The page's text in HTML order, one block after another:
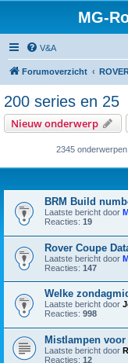
MG-
V&A
Forumoverzicht
200 series en 25
Nieuw onderwerp
2345 onderwerpen
BRM Build
Laatste bericht door
Reacties: 19
Rover Coupe
Laatste bericht door
Reacties: 147
Welke
Laatste bericht door
Reacties: 998
Mistlampen
Laatste bericht door
Reacties: 12